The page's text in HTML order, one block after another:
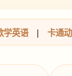
学英语 | 卡通